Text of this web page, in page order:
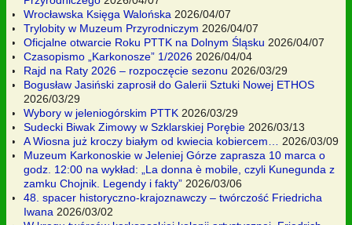
Wrocławska Księga Walońska 2026/04/07
Trylobity w Muzeum Przyrodniczym 2026/04/07
Oficjalne otwarcie Roku PTTK na Dolnym Śląsku 2026/04/07
Czasopismo „Karkonosze” 1/2026 2026/04/04
Rajd na Raty 2026 – rozpoczęcie sezonu 2026/03/29
Bogusław Jasiński zaprosił do Galerii Sztuki Nowej ETHOS
2026/03/29
Wybory w jeleniogórskim PTTK 2026/03/29
Sudecki Biwak Zimowy w Szklarskiej Porębie 2026/03/13
A Wiosna już kroczy białym od kwiecia kobiercem…
2026/03/09
Muzeum Karkonoskie w Jeleniej Górze zaprasza 10 marca o
godz. 12:00 na wykład: „La donna è mobile, czyli Kunegunda z
zamku Chojnik. Legendy i fakty” 2026/03/06
48. spacer historyczno-krajoznawczy – twórczość Friedricha
Iwana 2026/03/02